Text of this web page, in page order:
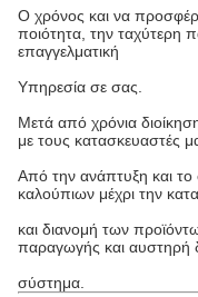
Ο χρόνος και να
ποιότητα, την ταχύτερη
επαγγελματική
Υπηρεσία σε σας.
Μετά από χρόνια
με τους κατασκευαστές
Από την ανάπτυξη και
καλούπιων μέχρι την
και διανομή των
παραγωγής και αυστηρή
σύστημα.